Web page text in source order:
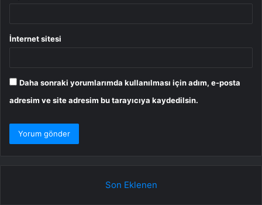
İnternet sitesi
Daha sonraki yorumlarımda kullanılması için adım, e-posta
adresim ve site adresim bu tarayıcıya kaydedilsin.
Son Eklenen